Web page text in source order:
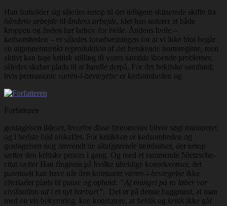
Han forholder sig således netop til det tidligere skitserede skifte fra
håndens arbejde til åndens arbejde, idet han noterer at både
kroppen og ånden har behov for hvile. Åndens hvile –
kedsomheden – er således forudsætningen for at vi ikke blot begår
en uigennemtænkt reproduktion af det herskende normregime, men
aktivt kan tage kritisk stilling til vores samtids iboende problemer,
således skaber plads til at handle derpå. For det hektiske samfund,
hvis permanente væren-i-bevægelse er kedsomheden og
Forfatteren
gentagelsen ildeset, hvorfor disse fænomener bliver søgt minimeret
og i bedste fald afskaffet. For kritikken er kedsomheden og
gentagelsen dog omvendt de altafgørende tændsatser, der netop
sætter den kritiske proces i gang. Og med et rammende Nietzsche-
citat sætter Han fingeren på hvilke uheldige konsekvenser, det
potentielt kan have når den konstante væren-i-bevægelse ikke
efterlader plads til pause og ophold: ”Af mangel på ro løber vor
civilisation ud i et nyt barbari”.
Det er på denne baggrund, at man
med en vis bekymring, kan konstatere, at hektik og kritik ikke går